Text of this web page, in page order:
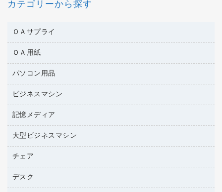
カテゴリーから探す
ＯＡサプライ
互換インクカートリッジ
ワープロリボン
リサイクルトナー（リターン方式）
リサイクルトナー（プール方式）
リサイクルインクカートリッジ
ファクシミリトナー
トナーカートリッジ
コピートナー
ＯＡ用紙
名刺用紙
帳票用紙／フォーム用紙
ワープロ用紙
ラベル用紙
プロッター用紙
ハガキ用紙
その他コピー用紙・プリンタ用紙
パソコン用品
パソコン周辺機器
各種ケーブル
マウスパッド
マウス
パソコンバッグ／収納用品
ネットワーク／ＬＡＮ機器
ビジネスマシン
電話機
レーザープリンタ／複合機
メモリーカード
プロジェクタ
ファクシミリ
記憶メディア
ブルーレイディスク
ＣＤ－ＲＷ
ＣＤ－Ｒ
大型ビジネスマシン
プリンタ
チェア
応接イス・ベンチ
デスク